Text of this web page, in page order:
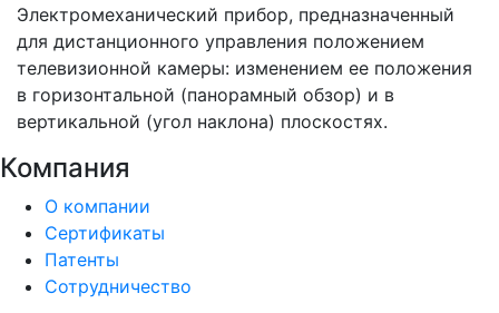
Электромеханический прибор, предназначенный
для дистанционного управления положением
телевизионной камеры: изменением ее положения
в горизонтальной (панорамный обзор) и в
вертикальной (угол наклона) плоскостях.
Компания
О компании
Сертификаты
Патенты
Сотрудничество